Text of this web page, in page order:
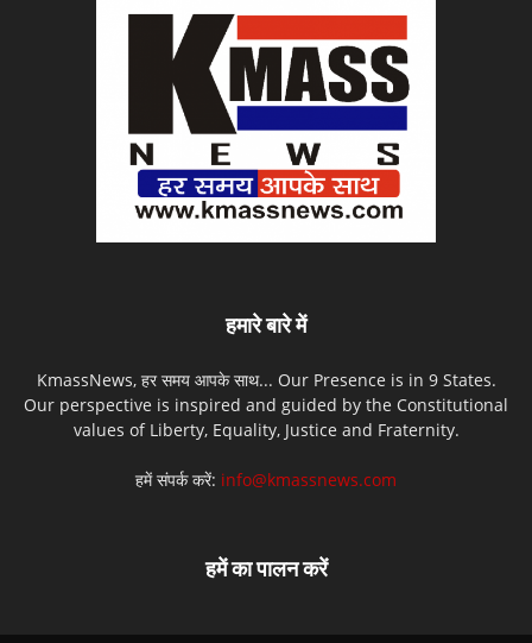
हमारे बारे में
KmassNews, हर समय आपके साथ... Our Presence is in 9 States.
Our perspective is inspired and guided by the Constitutional
values of Liberty, Equality, Justice and Fraternity.
हमें संपर्क करें: info@kmassnews.com
हमें का पालन करें